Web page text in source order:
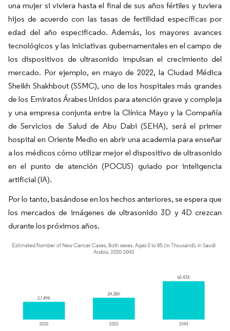
una mujer si viviera hasta el final de sus años fértiles y tuviera
hijos de acuerdo con las tasas de fertilidad específicas por
edad del año especificado. Además, los mayores avances
tecnológicos y las iniciativas gubernamentales en el campo de
los dispositivos de ultrasonido impulsan el crecimiento del
mercado. Por ejemplo, en mayo de 2022, la Ciudad Médica
Sheikh Shakhbout (SSMC), uno de los hospitales más grandes
de los Emiratos Árabes Unidos para atención grave y compleja
y una empresa conjunta entre la Clínica Mayo y la Compañía
de Servicios de Salud de Abu Dabi (SEHA), será el primer
hospital en Oriente Medio en abrir una academia para enseñar
a los médicos cómo utilizar mejor el dispositivo de ultrasonido
en el punto de atención (POCUS) guiado por inteligencia
artificial (IA).
Por lo tanto, basándose en los hechos anteriores, se espera que
los mercados de imágenes de ultrasonido 3D y 4D crezcan
durante los próximos años.